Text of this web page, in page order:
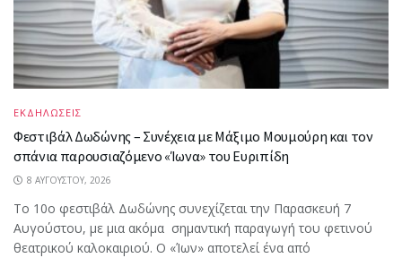
ΕΚΔΗΛΩΣΕΙΣ
Φεστιβάλ Δωδώνης – Συνέχεια με Μάξιμο Μουμούρη και τον
σπάνια παρουσιαζόμενο «Ίωνα» του Ευριπίδη
8 ΑΥΓΟΎΣΤΟΥ, 2026
Το 10ο φεστιβάλ Δωδώνης συνεχίζεται την Παρασκευή 7
Αυγούστου, με μια ακόμα σημαντική παραγωγή του φετινού
θεατρικού καλοκαιριού. Ο «Ίων» αποτελεί ένα από